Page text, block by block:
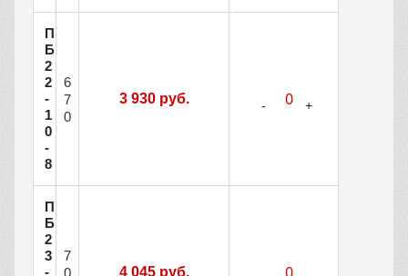
П
Б
2
2
-
1
0
-
8
6
7
0
3 930 руб.
П
Б
2
3
-
7
0
4 045 руб.